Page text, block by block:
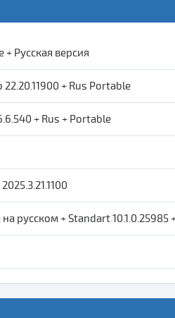
+ Русская версия
+ Rus Portable
+ Rus + Portable
русском + Standart 10.1.0.25985